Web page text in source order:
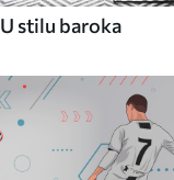
U stilu baroka